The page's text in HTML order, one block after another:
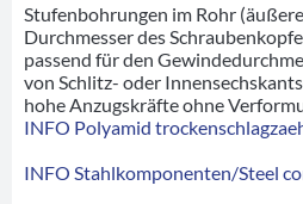
Stufenbohrungen im Rohr
Durchmesser des
passend für den
von Schlitz- oder
hohe Anzugskräfte ohne
INFO Polyamid
INFO Stahlkomponenten/Steel